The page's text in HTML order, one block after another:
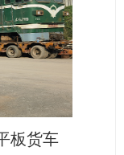
板货车